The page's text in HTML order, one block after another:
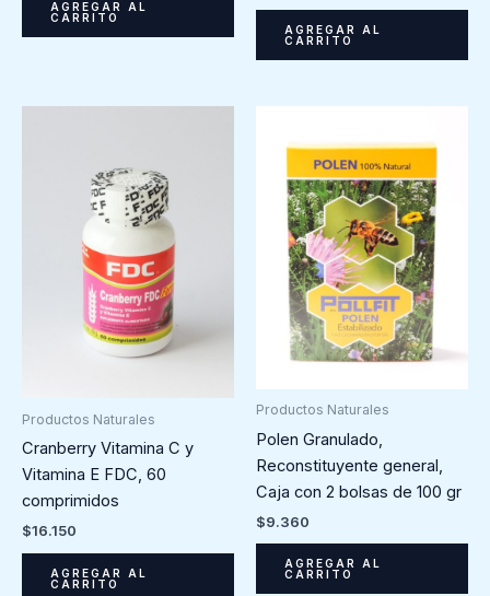
AGREGAR AL
CARRITO
AGREGAR AL
CARRITO
Productos Naturales
Cranberry Vitamina C y
Vitamina E FDC, 60
comprimidos
$16.150
AGREGAR AL
CARRITO
Productos Naturales
Polen Granulado,
Reconstituyente general,
Caja con 2 bolsas de 100 gr
$9.360
AGREGAR AL
CARRITO